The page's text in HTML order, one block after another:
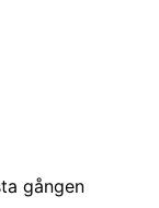
gången